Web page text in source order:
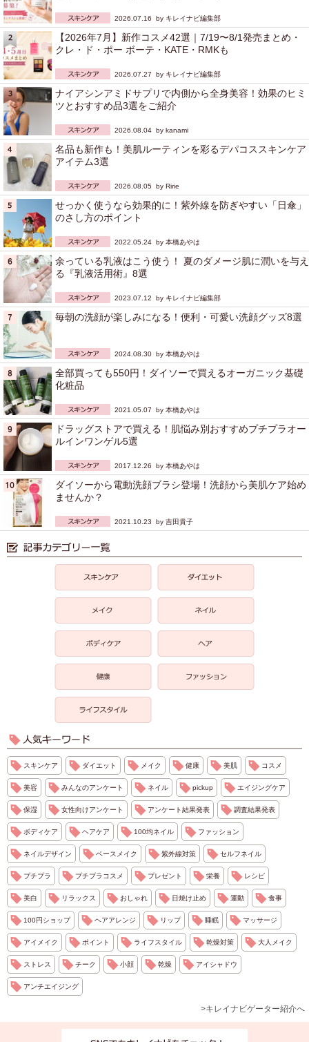
2026.07.16 by キレイナビ編集部
【2026年7月】新作コスメ42選｜7/19〜8/1発売まとめ・
クレ・ド・ポー ボーテ・KATE・RMKも
2026.07.27 by キレイナビ編集部
ナイアシンアミドサプリで内側から全身美容！効果のヒミ
ツとおすすめ品3選をご紹介
2026.08.04 by kanami
名品も新作も！美肌ルーティンを彩るデパコススキンケア
アイテム3選
2026.08.05 by Ririe
せっかく使うなら効果的に！紫外線を防ぎやすい「日傘」
のさし方のポイント
2022.05.24 by 本橋あやは
余っている乳液はこう使う！ 夏のダメージ肌に潤いを与え
る『乳液活用術』8選
2023.07.12 by キレイナビ編集部
毎朝の洗顔が楽しみになる！便利・可愛い洗顔グッズ8選
2024.08.30 by 本橋あやは
全部買っても550円！ダイソーで買えるオーガニック基礎
化粧品
2021.05.07 by 本橋あやは
ドラッグストアで買える！肌悩み別おすすめプチプラオー
ルインワンゲル5選
2017.12.26 by 本橋あやは
ダイソーから電動洗顔ブラシ登場！洗顔から美肌ケア始め
ませんか？
2021.10.23 by 吉田貴子
スキンケア ダイエット メイク 健康 美肌 コスメ
美容 みんなのアンケート ネイル pickup エイジングケア
保湿 女性向けアンケート アンケート結果発表 調査結果発表
ボディケア ヘアケア 100均ネイル ファッション
ネイルデザイン ベースメイク 紫外線対策 セルフネイル
プチプラ プチプラコスメ プレゼント 栄養 レシピ
美白 リラックス おしゃれ 日焼け止め 運動 食事
100円ショップ ヘアアレンジ リップ 睡眠 マッサージ
アイメイク ポイント ライフスタイル 乾燥対策 大人メイク
ストレス チーク 小顔 乾燥 アイシャドウ
アンチエイジング
>キレイナビゲーター紹介へ